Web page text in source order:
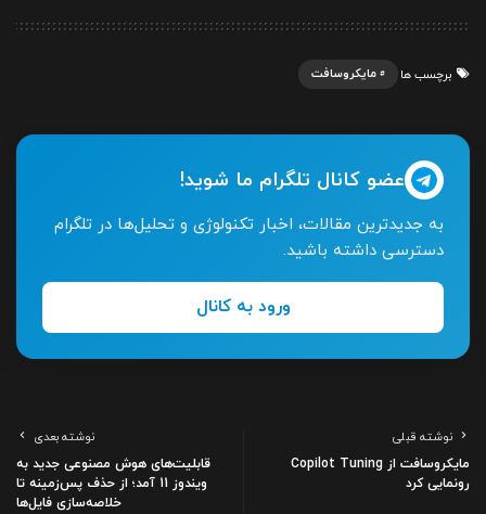
برچسب ها مایکروسافت
عضو کانال تلگرام ما شوید!
به جدیدترین مقالات، اخبار تکنولوژی و تحلیل‌ها در تلگرام
دسترسی داشته باشید.
ورود به کانال
نوشته قبلی
مایکروسافت از Copilot Tuning
رونمایی کرد
نوشته بعدی
قابلیت‌های هوش مصنوعی جدید به
ویندوز 11 آمد؛ از حذف پس‌زمینه تا
خلاصه‌سازی فایل‌ها